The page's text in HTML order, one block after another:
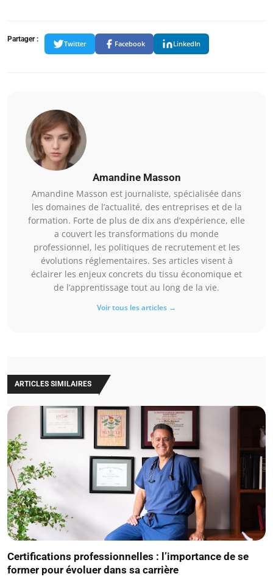
Partager :
Twitter Facebook LinkedIn
Amandine Masson
Amandine Masson est journaliste, spécialisée dans
les domaines de l’actualité, des entreprises et de la
formation. Forte de plus de dix ans d’expérience, elle
a couvert les transformations du monde
professionnel, les politiques de recrutement et les
évolutions réglementaires. Ses articles visent à
éclairer les enjeux concrets du tissu économique et
de l’apprentissage tout au long de la vie.
Voir tous les articles →
ARTICLES SIMILAIRES
Certifications professionnelles : l’importance de se
former pour évoluer dans sa carrière